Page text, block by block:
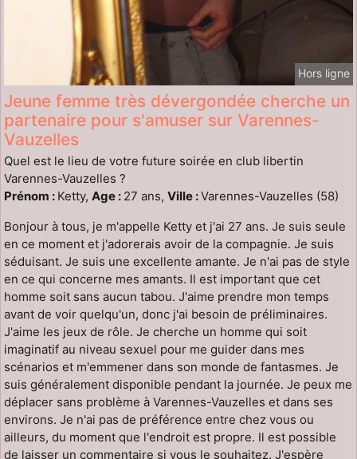
Hors ligne
Jeune femme très dévergondée cherche un
partenaire pour s'amuser sur Varennes-
Vauzelles
Quel est le lieu de votre future soirée en club libertin
Varennes-Vauzelles ?
Prénom : Ketty, Age : 27 ans, Ville :Varennes-Vauzelles (58)
Bonjour à tous, je m'appelle Ketty et j'ai 27 ans. Je suis seule
en ce moment et j'adorerais avoir de la compagnie. Je suis
séduisant. Je suis une excellente amante. Je n'ai pas de style
en ce qui concerne mes amants. Il est important que cet
homme soit sans aucun tabou. J'aime prendre mon temps
avant de voir quelqu'un, donc j'ai besoin de préliminaires.
J'aime les jeux de rôle. Je cherche un homme qui soit
imaginatif au niveau sexuel pour me guider dans mes
scénarios et m'emmener dans son monde de fantasmes. Je
suis généralement disponible pendant la journée. Je peux me
déplacer sans problème à Varennes-Vauzelles et dans ses
environs. Je n'ai pas de préférence entre chez vous ou
ailleurs, du moment que l'endroit est propre. Il est possible
de laisser un commentaire si vous le souhaitez. J'espère